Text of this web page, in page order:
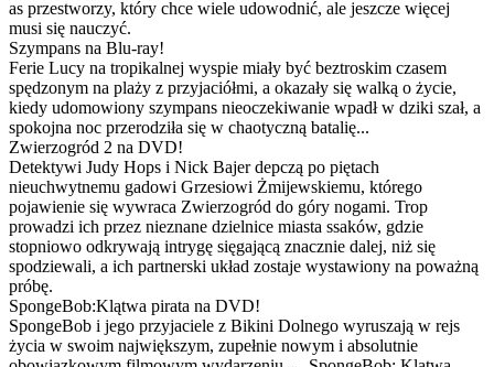
as przestworzy, który chce wiele udowodnić, ale jeszcze więcej
musi się nauczyć.
Szympans na Blu-ray!
Ferie Lucy na tropikalnej wyspie miały być beztroskim czasem
spędzonym na plaży z przyjaciółmi, a okazały się walką o życie,
kiedy udomowiony szympans nieoczekiwanie wpadł w dziki szał, a
spokojna noc przerodziła się w chaotyczną batalię...
Zwierzogród 2 na DVD!
Detektywi Judy Hops i Nick Bajer depczą po piętach
nieuchwytnemu gadowi Grzesiowi Żmijewskiemu, którego
pojawienie się wywraca Zwierzogród do góry nogami. Trop
prowadzi ich przez nieznane dzielnice miasta ssaków, gdzie
stopniowo odkrywają intrygę sięgającą znacznie dalej, niż się
spodziewali, a ich partnerski układ zostaje wystawiony na poważną
próbę.
SpongeBob:Klątwa pirata na DVD!
SpongeBob i jego przyjaciele z Bikini Dolnego wyruszają w rejs
życia w swoim największym, zupełnie nowym i absolutnie